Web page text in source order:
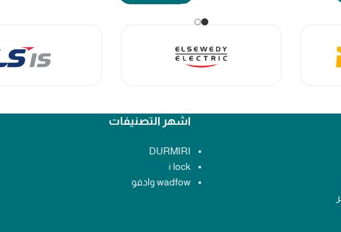
اشهر التصنيفات
DURMIRI
i lock
wadfow وادفو